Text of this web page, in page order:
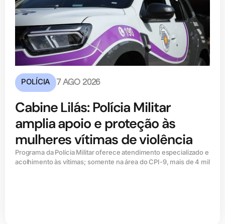
POLÍCIA 7 AGO 2026
Cabine Lilás: Polícia Militar
amplia apoio e proteção às
mulheres vítimas de violência
Programa da Polícia Militar oferece atendimento especializado e
acolhimento às vítimas; somente na área do CPI-9, mais de 4 mil